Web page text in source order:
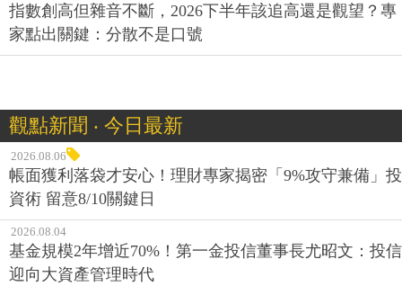
指數創高但雜音不斷，2026下半年該追高還是觀望？專
家點出關鍵：分散不是口號
觀點新聞 ‧ 今日最新
2026.08.06
帳面獲利落袋才安心！理財專家揭密「9%攻守兼備」投
資術 留意8/10關鍵日
2026.08.04
基金規模2年增近70%！第一金投信董事長尤昭文：投信
迎向大資產管理時代